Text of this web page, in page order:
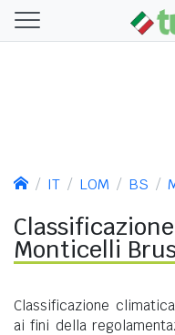
IT LOM BS
Monticelli
Classificazione
ai fini della